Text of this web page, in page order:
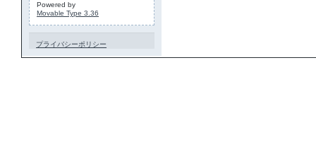
Powered by
Movable Type 3.36
プライバシーポリシー